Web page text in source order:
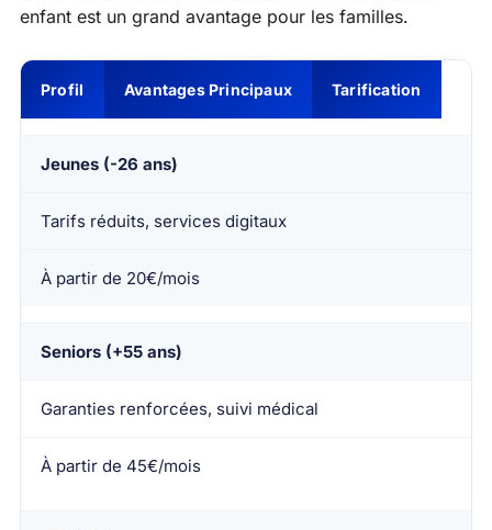
enfant est un grand avantage pour les familles.
Profil Avantages Principaux Tarification
Jeunes (-26 ans)
Tarifs réduits, services digitaux
À partir de 20€/mois
Seniors (+55 ans)
Garanties renforcées, suivi médical
À partir de 45€/mois